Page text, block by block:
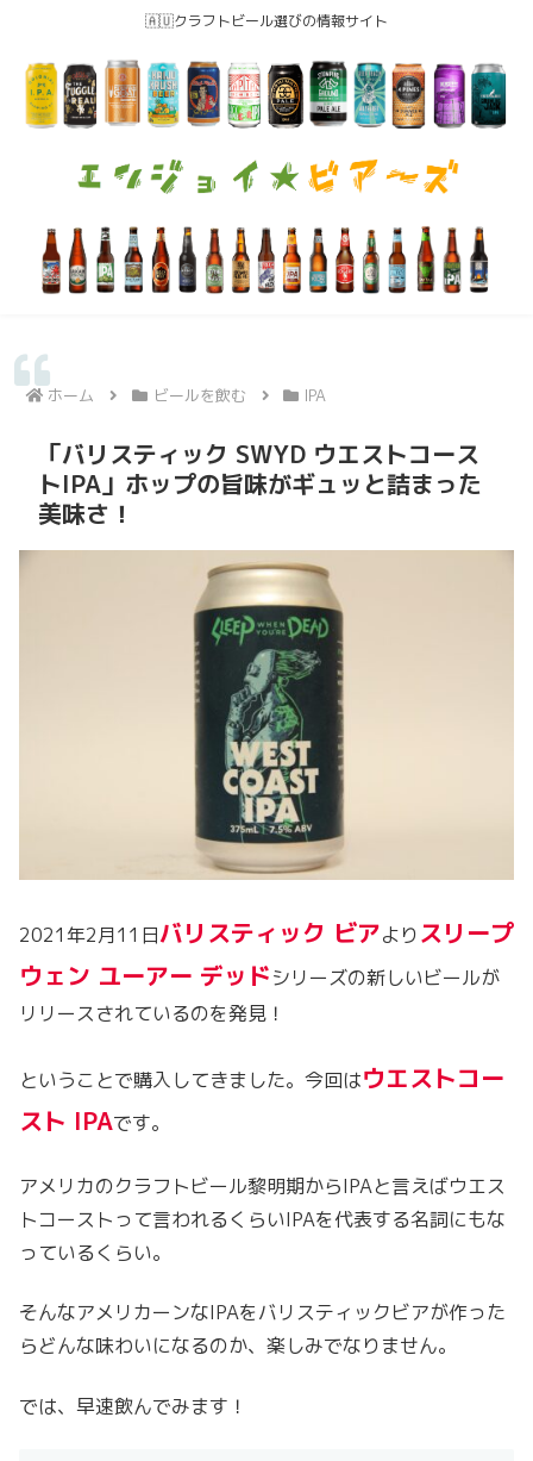
🇦🇺クラフトビール選びの情報サイト
ホーム ビールを飲む IPA
「バリスティック SWYD ウエストコース
トIPA」ホップの旨味がギュッと詰まった
美味さ！
2021年2月11日バリスティック ビアよりスリープ
ウェン ユーアー デッドシリーズの新しいビールが
リリースされているのを発見！
ということで購入してきました。今回はウエストコー
スト IPAです。
アメリカのクラフトビール黎明期からIPAと言えばウエス
トコーストって言われるくらいIPAを代表する名詞にもな
っているくらい。
そんなアメリカーンなIPAをバリスティックビアが作った
らどんな味わいになるのか、楽しみでなりません。
では、早速飲んでみます！